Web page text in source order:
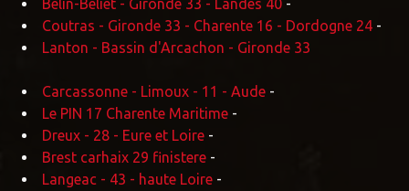
Belin-Beliet - Gironde 33 - Landes 40 -
Coutras - Gironde 33 - Charente 16 - Dordogne 24 -
Lanton - Bassin d'Arcachon - Gironde 33
Carcassonne - Limoux - 11 - Aude -
Le PIN 17 Charente Maritime -
Dreux - 28 - Eure et Loire -
Brest carhaix 29 finistere -
Langeac - 43 - haute Loire -